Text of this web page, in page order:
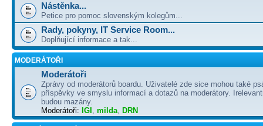
Nástěnka...
Petice pro pomoc slovenským kolegům...
Rady, pokyny, IT Service Room...
Doplňující informace a tak...
MODERÁTOŘI
Moderátoři
Zprávy od moderátorů boardu. Uživatelé zde sice mohou také
příspěvky ve smyslu informací a dotazů na moderátory.
budou mazány.
Moderátoři: IGI , milda, DRN